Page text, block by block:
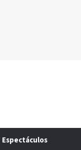
Espectáculos